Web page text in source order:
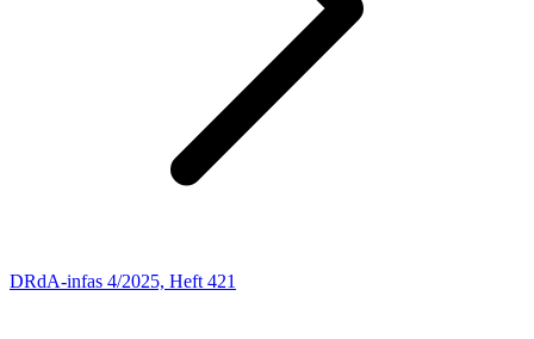
DRdA-infas 4/2025, Heft 421